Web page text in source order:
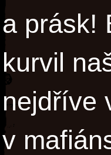
a prásk!
kurvil
nejdříve
v